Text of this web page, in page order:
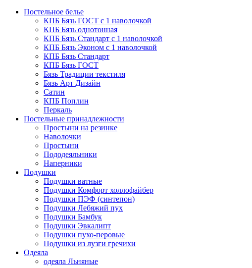
Постельное белье
КПБ Бязь ГОСТ c 1 наволочкой
КПБ Бязь однотонная
КПБ Бязь Стандарт c 1 наволочкой
КПБ Бязь Эконом с 1 наволочкой
КПБ Бязь Стандарт
КПБ Бязь ГОСТ
Бязь Традиции текстиля
Бязь Арт Дизайн
Сатин
КПБ Поплин
Перкаль
Постельные принадлежности
Простыни на резинке
Наволочки
Простыни
Пододеяльники
Наперники
Подушки
Подушки ватные
Подушки Комфорт холлофайбер
Подушки ПЭФ (синтепон)
Подушки Лебяжий пух
Подушки Бамбук
Подушки Эвкалипт
Подушки пухо-перовые
Подушки из лузги гречихи
Одеяла
одеяла Льняные